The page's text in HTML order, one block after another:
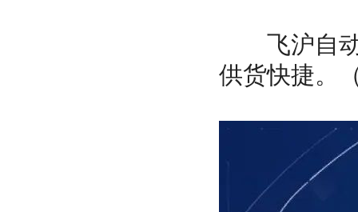
飞沪自动
供货快捷。